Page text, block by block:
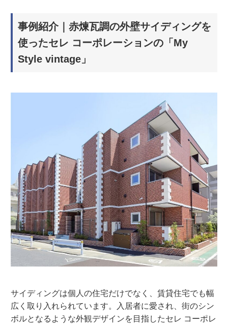
事例紹介｜赤煉瓦調の外壁サイディングを
使ったセレ コーポレーションの「My
Style vintage」
サイディングは個人の住宅だけでなく、賃貸住宅でも幅
広く取り入れられています。入居者に愛され、街のシン
ボルとなるような外観デザインを目指したセレ コーポレ